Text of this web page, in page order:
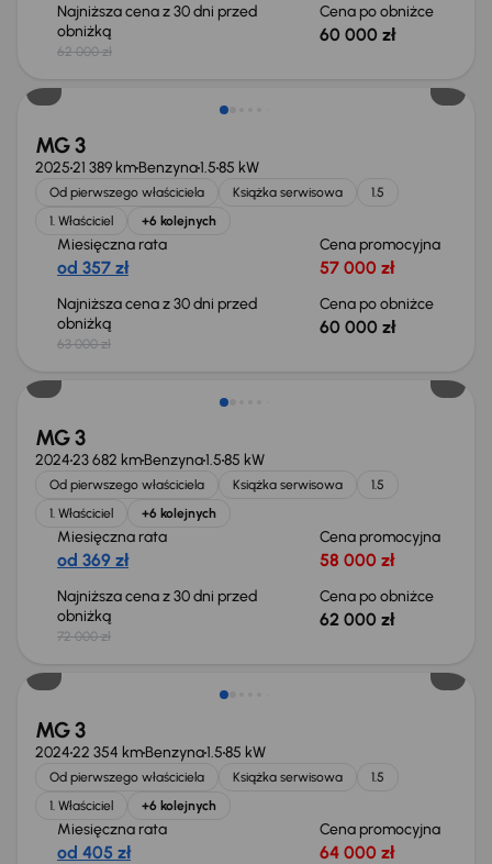
Najniższa cena z 30 dni przed
obniżką
62 000 zł
Cena po obniżce
60 000 zł
Taniej o 3 000 zł
MG 3
202521 389 kmBenzyna1.585 kW
Od pierwszego właściciela Książka serwisowa
1.5
1. Właściciel
+6 kolejnych
Miesięczna rata
od 357 zł
Cena promocyjna
57 000 zł
Najniższa cena z 30 dni przed
obniżką
63 000 zł
Cena po obniżce
60 000 zł
Taniej o 10 000 zł
MG 3
202423 682 kmBenzyna1.585 kW
Od pierwszego właściciela Książka serwisowa
1.5
1. Właściciel
+6 kolejnych
Miesięczna rata
od 369 zł
Cena promocyjna
58 000 zł
Najniższa cena z 30 dni przed
obniżką
72 000 zł
Cena po obniżce
62 000 zł
Od nowego taniej o 16 615 zł
MG 3
202422 354 kmBenzyna1.585 kW
Od pierwszego właściciela Książka serwisowa
1.5
1. Właściciel
+6 kolejnych
Miesięczna rata
od 405 zł
Cena promocyjna
64 000 zł